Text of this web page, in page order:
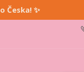
Česka! ✨